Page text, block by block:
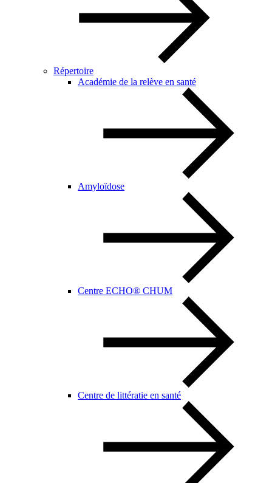
Répertoire
Académie de la relève en santé
Amyloïdose
Centre ECHO® CHUM
Centre de littératie en santé